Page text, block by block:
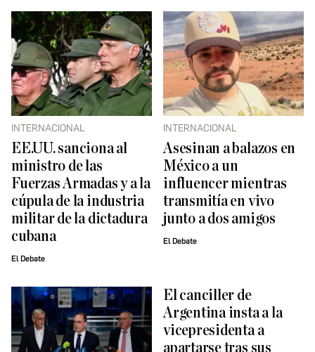
INTERNACIONAL
EE.UU. sanciona al
ministro de las
Fuerzas Armadas y a la
cúpula de la industria
militar de la dictadura
cubana
El Debate
INTERNACIONAL
Asesinan a balazos en
México a un
influencer mientras
transmitía en vivo
junto a dos amigos
El Debate
El canciller de
Argentina insta a la
vicepresidenta a
apartarse tras sus